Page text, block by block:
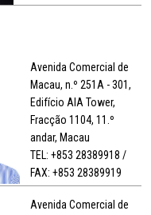
Avenida Comercial de
Macau, n.º 251A - 301,
Edifício AIA Tower,
Fracção 1104, 11.º
andar, Macau
TEL: +853 28389918 /
FAX: +853 28389919
Avenida Comercial de